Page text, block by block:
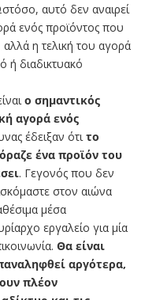
αυτό δεν αναιρεί
ενός προϊόντος που
η τελική του αγορά
ή διαδικτυακό
ο σημαντικός
αγορά ενός
έδειξαν ότιτο
ένα προϊόν του
. Γεγονός που δεν
στον αιώνα
μέσα
εργαλείο για μία
Θα είναι
αργότερα,
πλέον